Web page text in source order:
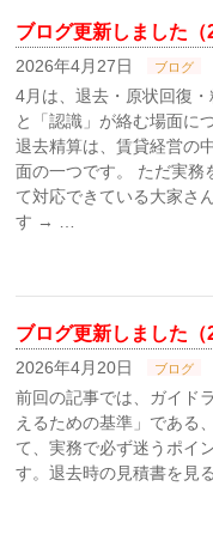
ブログ更新しました（
2026年4月27日 ブログ
4月は、退去・原状回復・
と「認識」が絡む場面に
退去精算は、賃貸経営の
面の一つです。 ただ実務
て対応できている大家さ
す → …
ブログ更新しました（
2026年4月20日 ブログ
前回の記事では、ガイド
えるための基準」である
て、実務で必ず迷うポイ
す。退去時の見積書を見